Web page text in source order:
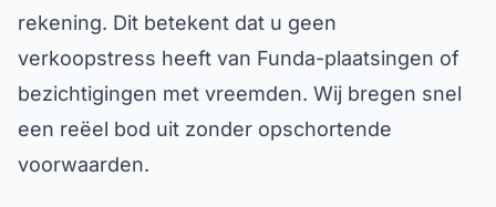
rekening. Dit betekent dat u geen
verkoopstress heeft van Funda-plaatsingen of
bezichtigingen met vreemden. Wij bregen snel
een reëel bod uit zonder opschortende
voorwaarden.